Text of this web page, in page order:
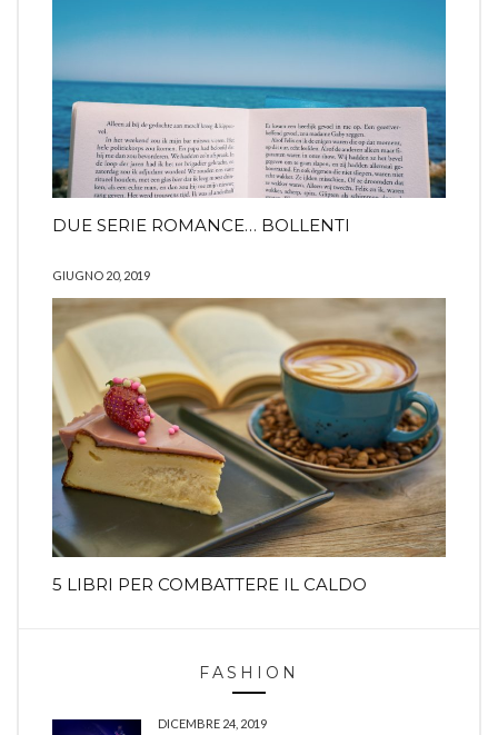
DUE SERIE ROMANCE… BOLLENTI
GIUGNO 20, 2019
5 LIBRI PER COMBATTERE IL CALDO
FASHION
DICEMBRE 24, 2019